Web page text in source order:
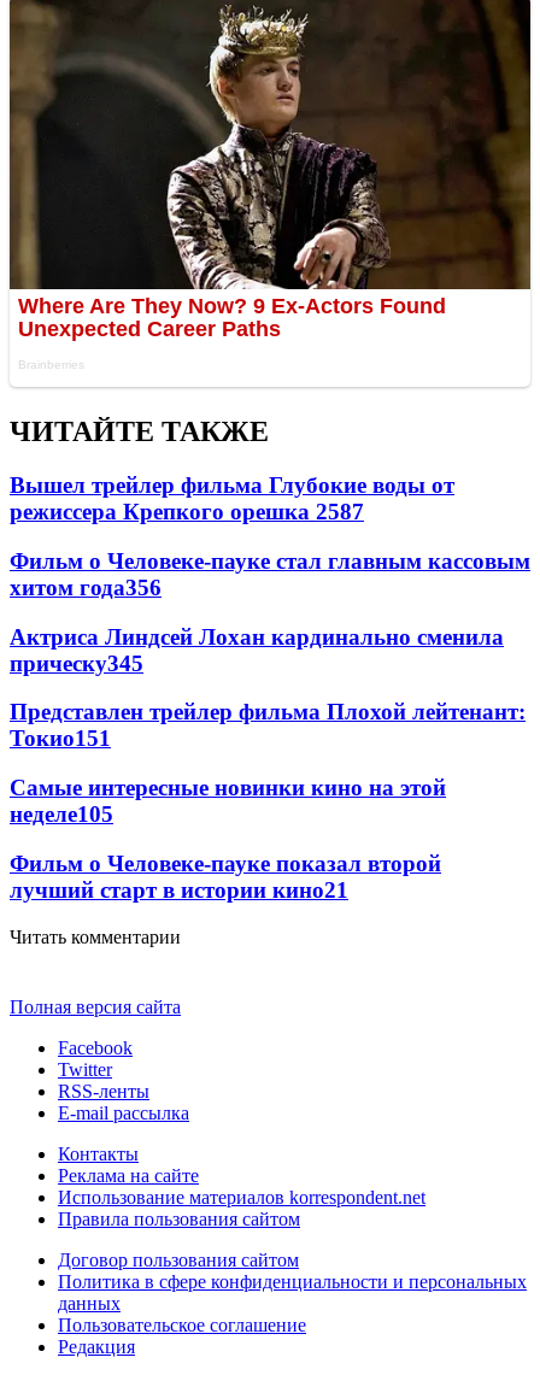
ЧИТАЙТЕ ТАКЖЕ
Вышел трейлер фильма Глубокие воды от
режиссера Крепкого орешка 2587
Фильм о Человеке-пауке стал главным кассовым
хитом года356
Актриса Линдсей Лохан кардинально сменила
прическу345
Представлен трейлер фильма Плохой лейтенант:
Токио151
Самые интересные новинки кино на этой
неделе105
Фильм о Человеке-пауке показал второй
лучший старт в истории кино21
Читать комментарии
Полная версия сайта
Facebook
Twitter
RSS-ленты
E-mail рассылка
Контакты
Реклама на сайте
Использование материалов korrespondent.net
Правила пользования сайтом
Договор пользования сайтом
Политика в сфере конфиденциальности и персональных
данных
Пользовательское соглашение
Редакция